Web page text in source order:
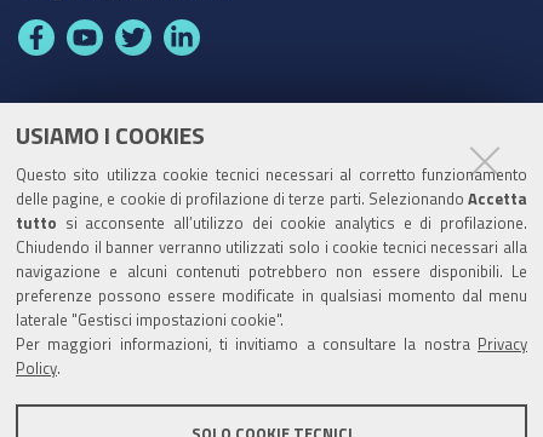
USIAMO I COOKIES
Questo sito utilizza cookie tecnici necessari al corretto funzionamento
delle pagine, e cookie di profilazione di terze parti. Selezionando Accetta
tutto si acconsente all’utilizzo dei cookie analytics e di profilazione.
Chiudendo il banner verranno utilizzati solo i cookie tecnici necessari alla
navigazione e alcuni contenuti potrebbero non essere disponibili. Le
preferenze possono essere modificate in qualsiasi momento dal menu
laterale "Gestisci impostazioni cookie".
Per maggiori informazioni, ti invitiamo a consultare la nostra
Privacy
Policy
F
c
e
b
o
o
Y
u
t
b
e
T
i
t
e
r
L
n
k
d
I
n
Codice Univoco Ufficio:UF1SDE
I soggetti privati potranno effettuare i pagamenti
tramite PagoPA con Modalità diretta o con Avviso di
pagamento al seguente linkPaga con PagoPA
Codice IBAN per le pubbliche amministrazioni
comprese nel regime di Tesoreria Unica presso la